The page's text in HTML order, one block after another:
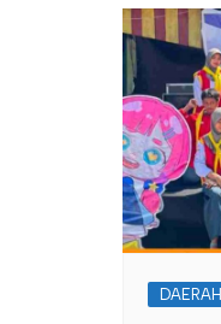
DAERAH